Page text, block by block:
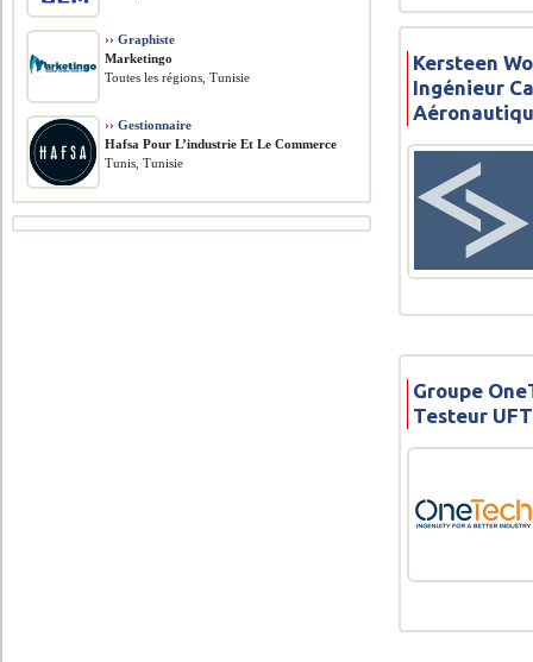
Kersteen
Ingénieur
Groupe
Testeur UFT
›› Graphiste
Marketingo
Toutes les régions, Tunisie
›› Gestionnaire
Hafsa Pour L’industrie Et Le Commerce
Tunis, Tunisie